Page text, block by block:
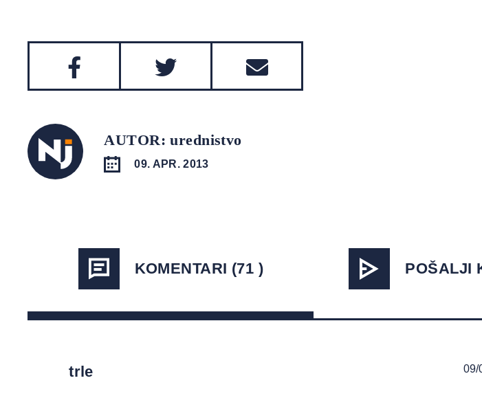
AUTOR: urednistvo
09. APR. 2013
KOMENTARI (71 ) POŠALJI
trle 09/